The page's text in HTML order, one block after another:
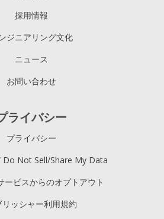
採用情報
ジニアリング文化
ニュース
お問い合わせ
ライバシー
プライバシー
Do Not Sell/Share My Data
ービスからのオプトアウト
リッシャー利用規約